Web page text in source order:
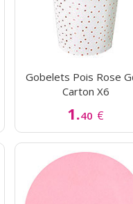
Gobelets Pois Rose
Carton X6
1.40 €